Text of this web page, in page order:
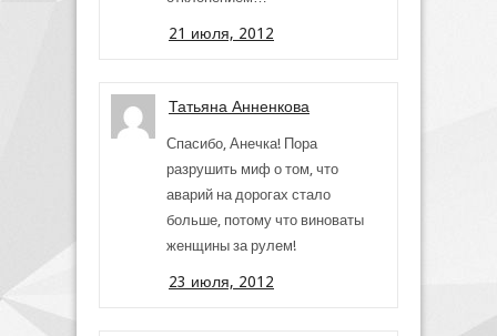
21 июля, 2012
Татьяна Анненкова
Спасибо, Анечка! Пора
разрушить миф о том, что
аварий на дорогах стало
больше, потому что виноваты
женщины за рулем!
23 июля, 2012